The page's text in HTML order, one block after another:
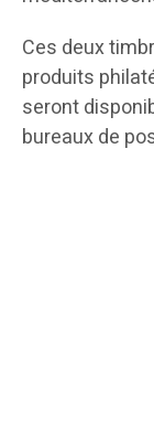
Ces deux
produits
seront
bureaux de